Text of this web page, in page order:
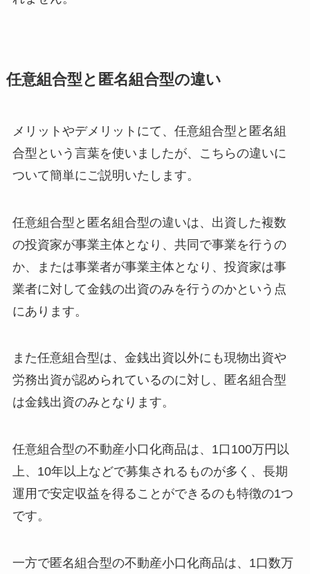
任意組合型と匿名組合型の違い
メリットやデメリットにて、任意組合型と匿名組
合型という言葉を使いましたが、こちらの違いに
ついて簡単にご説明いたします。
任意組合型と匿名組合型の違いは、出資した複数
の投資家が事業主体となり、共同で事業を行うの
か、または事業者が事業主体となり、投資家は事
業者に対して金銭の出資のみを行うのかという点
にあります。
また任意組合型は、金銭出資以外にも現物出資や
労務出資が認められているのに対し、匿名組合型
は金銭出資のみとなります。
任意組合型の不動産小口化商品は、1口100万円以
上、10年以上などで募集されるものが多く、長期
運用で安定収益を得ることができるのも特徴の1つ
です。
一方で匿名組合型の不動産小口化商品は、1口数万